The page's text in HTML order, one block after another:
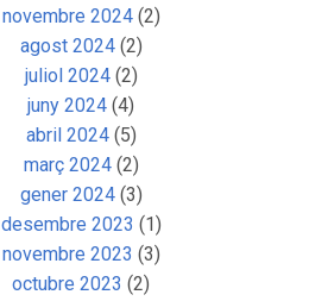
novembre 2024(2)
agost 2024(2)
juliol 2024(2)
juny 2024 (4)
abril 2024(5)
març 2024(2)
gener 2024(3)
desembre 2023 (1)
novembre 2023 (3)
octubre 2023 (2)